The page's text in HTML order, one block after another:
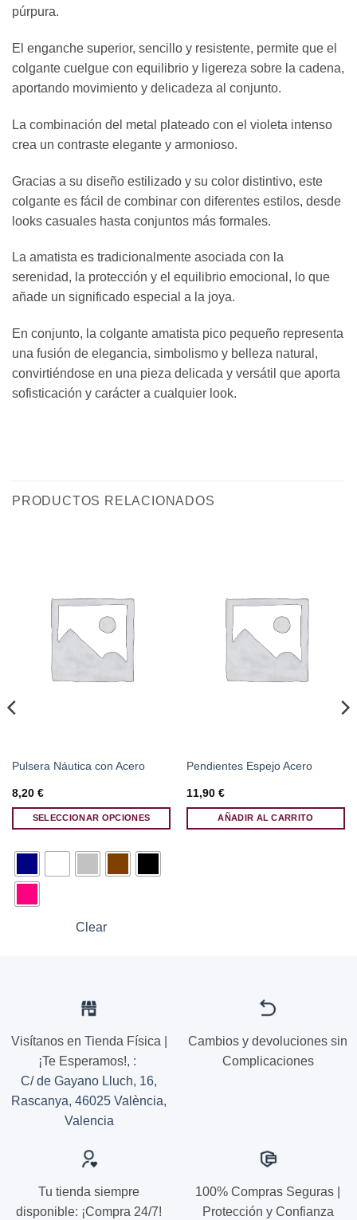
púrpura.
El enganche superior, sencillo y resistente, permite que el
colgante cuelgue con equilibrio y ligereza sobre la cadena,
aportando movimiento y delicadeza al conjunto.
La combinación del metal plateado con el violeta intenso
crea un contraste elegante y armonioso.
Gracias a su diseño estilizado y su color distintivo, este
colgante es fácil de combinar con diferentes estilos, desde
looks casuales hasta conjuntos más formales.
La amatista es tradicionalmente asociada con la
serenidad, la protección y el equilibrio emocional, lo que
añade un significado especial a la joya.
En conjunto, la colgante amatista pico pequeño representa
una fusión de elegancia, simbolismo y belleza natural,
convirtiéndose en una pieza delicada y versátil que aporta
sofisticación y carácter a cualquier look.
PRODUCTOS RELACIONADOS
Pulsera Náutica con Acero
8,20 €
SELECCIONAR OPCIONES
producto
múltiples
variantes.
página
producto
Clear
Pendientes Espejo Acero
11,90 €
AÑADIR AL CARRITO
Visítanos en Tienda Física |
¡Te Esperamos!, :
C/ de Gayano Lluch, 16,
Rascanya, 46025 València,
Valencia
Cambios y devoluciones sin
Complicaciones
Tu tienda siempre
disponible: ¡Compra 24/7!
100% Compras Seguras |
Protección y Confianza